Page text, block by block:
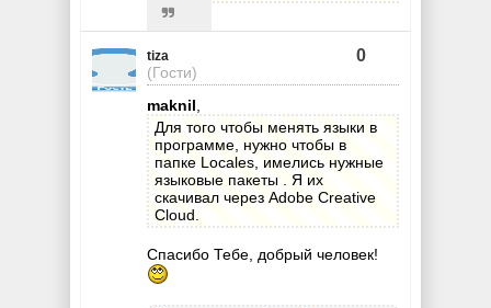
tiza
(Гости)
0
maknil
Для того чтобы менять языки в
программе, нужно чтобы в
папке Locales, имелись нужные
языковые пакеты . Я их
скачивал через Adobe Creative
Cloud.
Спасибо Тебе, добрый человек!